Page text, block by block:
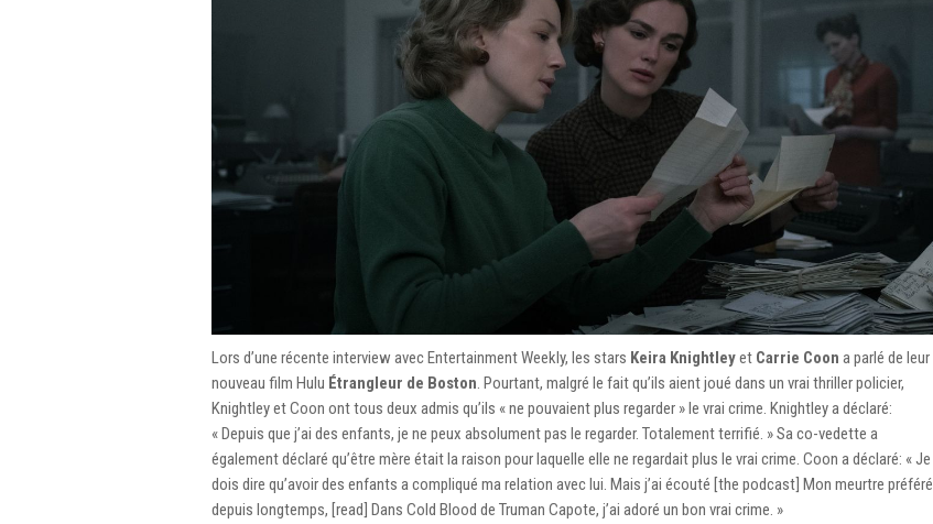
Lors d’une récente interview avec Entertainment Weekly, les stars Keira Knightleyet Carrie Coon a parlé de leur
nouveau film Hulu Étrangleur de Boston. Pourtant, malgré le fait qu’ils aient joué dans un vrai thriller policier,
Knightley et Coon ont tous deux admis qu’ils « ne pouvaient plus regarder » le vrai crime. Knightley a déclaré:
« Depuis que j’ai des enfants, je ne peux absolument pas le regarder. Totalement terrifié. » Sa co-vedette a
également déclaré qu’être mère était la raison pour laquelle elle ne regardait plus le vrai crime. Coon a déclaré: « Je
dois dire qu’avoir des enfants a compliqué ma relation avec lui. Mais j’ai écouté [the podcast] Mon meurtre préféré
depuis longtemps, [read] Dans Cold Blood de Truman Capote, j’ai adoré un bon vrai crime. »